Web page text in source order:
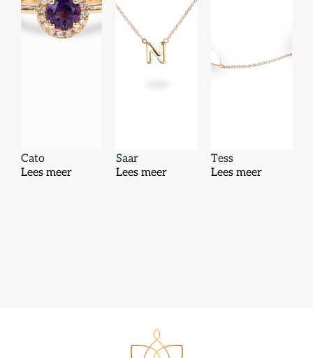
Cato
Lees meer
Saar
Lees meer
Tess
Lees meer